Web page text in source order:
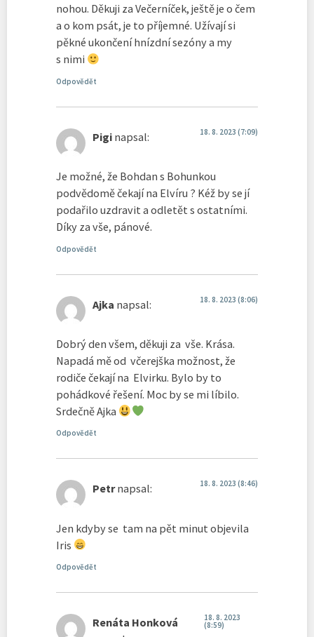
nohou. Děkuji za Večerníček, ještě je o čem
a o kom psát, je to příjemné. Užívají si
pěkné ukončení hnízdní sezóny a my
s nimi
Odpovědět
Pigi napsal: 18. 8. 2023 (7:09)
Je možné, že Bohdan s Bohunkou
podvědomě čekají na Elvíru ? Kéž by se jí
podařilo uzdravit a odletět s ostatními.
Díky za vše, pánové.
Odpovědět
Ajka napsal: 18. 8. 2023 (8:06)
Dobrý den všem, děkuji za vše. Krása.
Napadá mě od včerejška možnost, že
rodiče čekají na Elvirku. Bylo by to
pohádkové řešení. Moc by se mi líbilo.
Srdečně Ajka
Odpovědět
Petr napsal: 18. 8. 2023 (8:46)
Jen kdyby se tam na pět minut objevila
Iris
Odpovědět
Renáta Honková
18. 8. 2023
(8:59)